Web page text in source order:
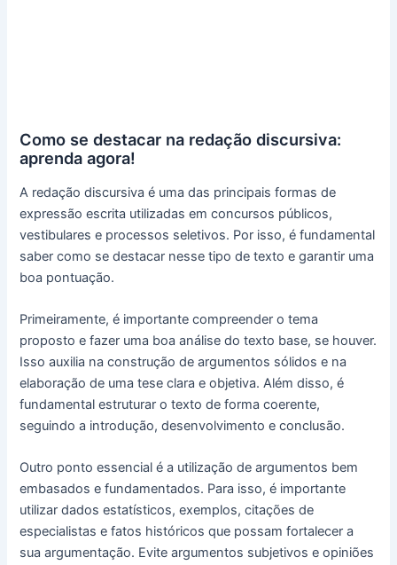
Como se destacar na redação discursiva:
aprenda agora!
A redação discursiva é uma das principais formas de
expressão escrita utilizadas em concursos públicos,
vestibulares e processos seletivos. Por isso, é fundamental
saber como se destacar nesse tipo de texto e garantir uma
boa pontuação.
Primeiramente, é importante compreender o tema
proposto e fazer uma boa análise do texto base, se houver.
Isso auxilia na construção de argumentos sólidos e na
elaboração de uma tese clara e objetiva. Além disso, é
fundamental estruturar o texto de forma coerente,
seguindo a introdução, desenvolvimento e conclusão.
Outro ponto essencial é a utilização de argumentos bem
embasados e fundamentados. Para isso, é importante
utilizar dados estatísticos, exemplos, citações de
especialistas e fatos históricos que possam fortalecer a
sua argumentação. Evite argumentos subjetivos e opiniões